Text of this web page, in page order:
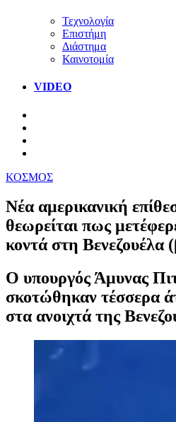
Τεχνολογία
Επιστήμη
Διάστημα
Καινοτομία
VIDEO
ΚΟΣΜΟΣ
Νέα αμερικανική
θεωρείται πως
κοντά στη Βενεζουέλα
Ο υπουργός Άμυνας
σκοτώθηκαν τέσσερα
στα ανοιχτά της